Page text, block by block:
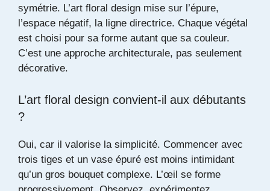
symétrie. L’art floral design mise sur l’épure,
l’espace négatif, la ligne directrice. Chaque végétal
est choisi pour sa forme autant que sa couleur.
C’est une approche architecturale, pas seulement
décorative.
L’art floral design convient-il aux débutants
?
Oui, car il valorise la simplicité. Commencer avec
trois tiges et un vase épuré est moins intimidant
qu’un gros bouquet complexe. L’œil se forme